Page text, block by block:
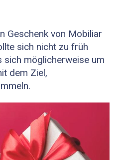
Geschenk von Mobiliar
sich nicht zu früh
sich möglicherweise um
dem Ziel,